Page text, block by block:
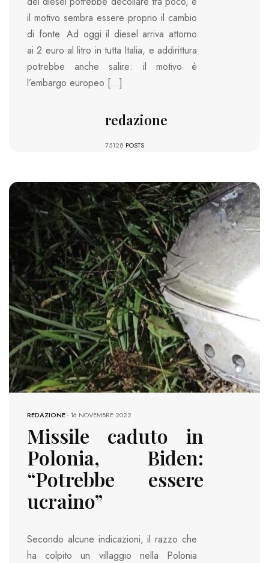
il motivo sembra essere proprio il cambio
di fonte. Ad oggi il diesel arriva attorno
ai 2 euro al litro in tutta Italia, e addirittura
potrebbe anche salire: il motivo è
l’embargo europeo […]
redazione
75128 POSTS
847 VIEWS
REDAZIONE-16 NOVEMBRE 2022
Missile caduto in
Polonia, Biden:
“Potrebbe essere
ucraino”
Secondo alcune indicazioni, il razzo che
ha colpito un villaggio nella Polonia